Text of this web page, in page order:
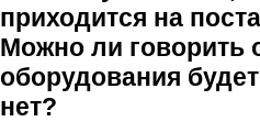
приходится на
Можно ли говорить
оборудования
нет?